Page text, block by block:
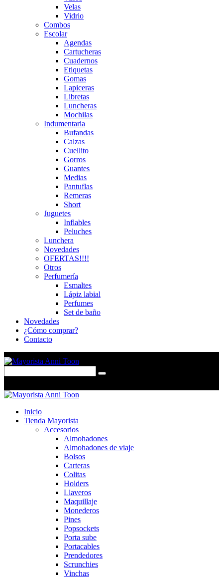
Velas
Vidrio
Combos
Escolar
Agendas
Cartucheras
Cuadernos
Etiquetas
Gomas
Lapiceras
Libretas
Luncheras
Mochilas
Indumentaria
Bufandas
Calzas
Cuellito
Gorros
Guantes
Medias
Pantuflas
Remeras
Short
Juguetes
Inflables
Peluches
Lunchera
Novedades
OFERTAS!!!!
Otros
Perfumería
Esmaltes
Lápiz labial
Perfumes
Set de baño
Novedades
¿Cómo comprar?
Contacto
Inicio
Tienda Mayorista
Accesorios
Almohadones
Almohadones de viaje
Bolsos
Carteras
Colitas
Holders
Llaveros
Maquillaje
Monederos
Pines
Popsockets
Porta sube
Portacables
Prendedores
Scrunchies
Vinchas